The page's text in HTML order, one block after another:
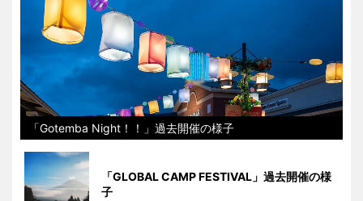
「Gotemba Night！！」過去開催の様子
「GLOBAL CAMP FESTIVAL」過去開催の様
子